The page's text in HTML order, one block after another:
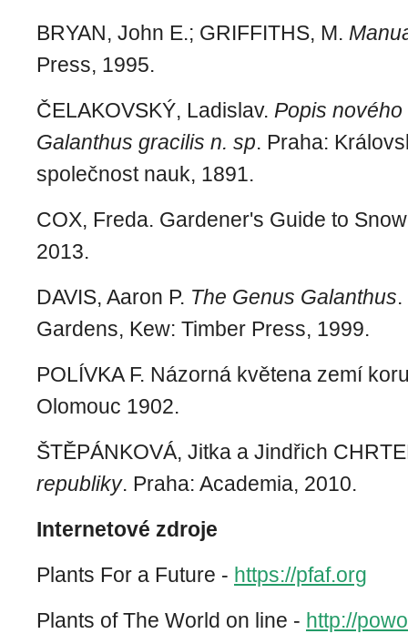
BRYAN, John E.; GRIFFITHS, M.
Press, 1995.
ČELAKOVSKÝ, Ladislav. Popis nového
Galanthus gracilis n. sp. Praha:
společnost nauk, 1891.
COX, Freda. Gardener's Guide to
2013.
DAVIS, Aaron P. The Genus Galanthus
Gardens, Kew: Timber Press, 1999.
POLÍVKA F. Názorná květena zemí
Olomouc 1902.
ŠTĚPÁNKOVÁ, Jitka a Jindřich
republiky. Praha: Academia, 2010.
Internetové zdroje
Plants For a Future - https://pfaf.org
Plants of The World on line - http://